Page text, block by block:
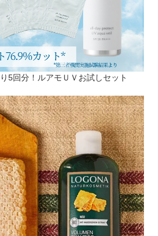
5回分！ルアモＵＶお試しセット